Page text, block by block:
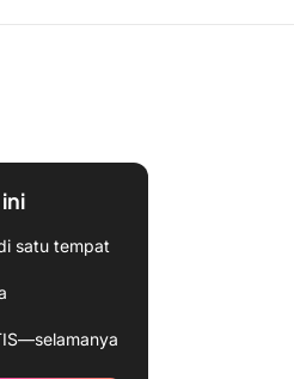
satu tempat